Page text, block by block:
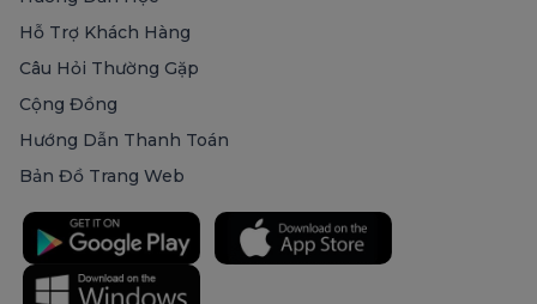
Hỗ Trợ Khách Hàng
Câu Hỏi Thường Gặp
Cộng Đồng
Hướng Dẫn Thanh Toán
Bản Đồ Trang Web